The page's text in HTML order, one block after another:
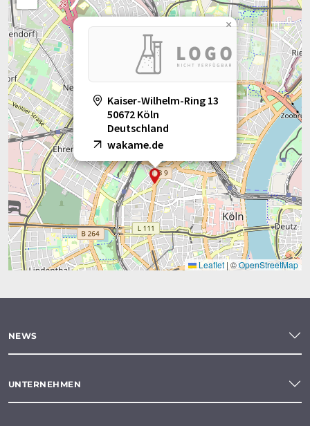
Kaiser-Wilhelm-Ring 13
50672 Köln
Deutschland
wakame.de
×
Leaflet | ©OpenStreetMap
NEWS
UNTERNEHMEN